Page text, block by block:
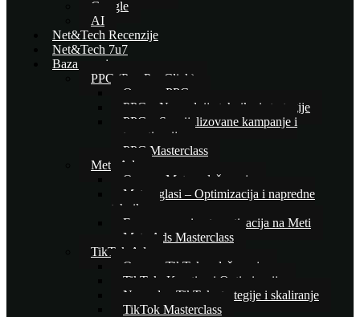
Google
AI
Net&Tech Recenzije
Net&Tech 7u7
Baza znanja
PPC (Pay Per Click)
Osnove PPC-a
PPC – Naprednije tehnike i strategije
PPC – Specijalizovane kampanje i
automatizacija
PPC Masterclass
Meta Ads
Osnove Meta oglašavanja
Meta oglasi – Optimizacija i napredne
tehnike
E-commerce i automatizacija na Meti
Meta Ads Masterclass
TikTok Ads
Osnove TikTok oglašavanja
TikTok: Kreativa i Optimizacija
Napredne TikTok strategije i skaliranje
TikTok Masterclass